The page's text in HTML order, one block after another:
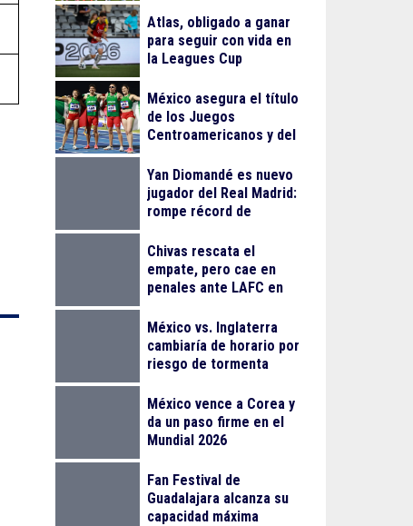
Centroamericanos
Atlas, obligado a ganar
para seguir con vida en
la Leagues Cup
México asegura el título
de los Juegos
Centroamericanos y del
Yan Diomandé es nuevo
jugador del Real Madrid:
rompe récord de
Ronaldo
Chivas rescata el
empate, pero cae en
penales ante LAFC en
Cup
México vs. Inglaterra
cambiaría de horario por
riesgo de tormenta
México vence a Corea y
da un paso firme en el
Mundial 2026
Fan Festival de
Guadalajara alcanza su
capacidad máxima